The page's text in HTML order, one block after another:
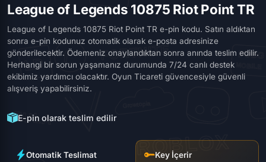
League of Legends 10875 Riot Point TR
League of Legends 10875 Riot Point TR e-pin kodu. Satın aldıktan
sonra e-pin kodunuz otomatik olarak e-posta adresinize
gönderilecektir. Ödemeniz onaylandıktan sonra anında teslim edilir.
Herhangi bir sorun yaşamanız durumunda 7/24 canlı destek
ekibimiz yardımcı olacaktır. Oyun Ticareti güvencesiyle güvenli
alışveriş yapabilirsiniz.
E-pin olarak teslim edilir
Otomatik Teslimat Key İçerir